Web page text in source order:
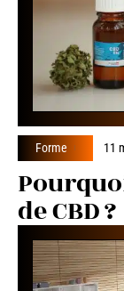
Forme 11
de CBD ?